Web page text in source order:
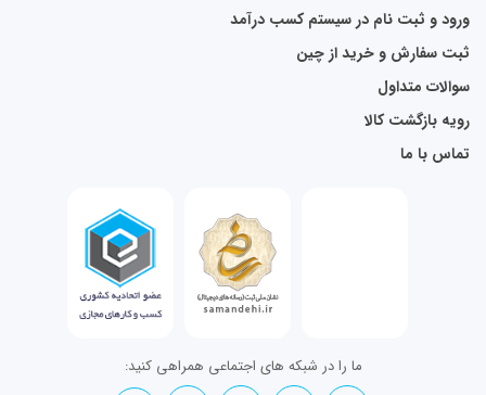
ورود و ثبت نام در سیستم کسب درآمد
ثبت سفارش و خرید از چین
سوالات متداول
رویه بازگشت کالا
تماس با ما
ما را در شبکه های اجتماعی همراهی کنید: